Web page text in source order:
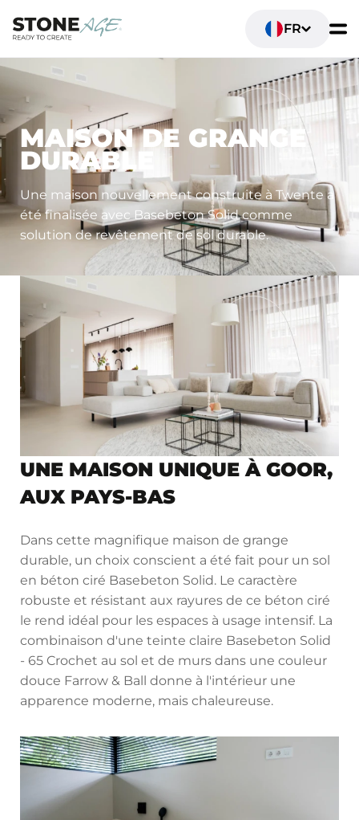
MAISON DE GRANGE
DURABLE
Une maison nouvellement construite à Twente a
été finalisée avec Basebeton Solid comme
solution de revêtement de sol durable.
FR
UNE MAISON UNIQUE À GOOR,
AUX PAYS-BAS
Dans cette magnifique maison de grange
durable, un choix conscient a été fait pour un sol
en béton ciré Basebeton Solid. Le caractère
robuste et résistant aux rayures de ce béton ciré
le rend idéal pour les espaces à usage intensif. La
combinaison d'une teinte claire Basebeton Solid
- 65 Crochet au sol et de murs dans une couleur
douce Farrow & Ball donne à l'intérieur une
apparence moderne, mais chaleureuse.